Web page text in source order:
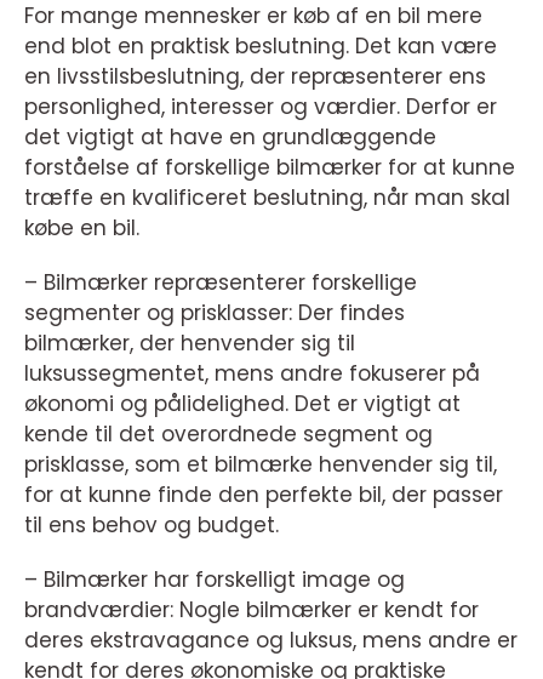
For mange mennesker er køb af en bil mere
end blot en praktisk beslutning. Det kan være
en livsstilsbeslutning, der repræsenterer ens
personlighed, interesser og værdier. Derfor er
det vigtigt at have en grundlæggende
forståelse af forskellige bilmærker for at kunne
træffe en kvalificeret beslutning, når man skal
købe en bil.
– Bilmærker repræsenterer forskellige
segmenter og prisklasser: Der findes
bilmærker, der henvender sig til
luksussegmentet, mens andre fokuserer på
økonomi og pålidelighed. Det er vigtigt at
kende til det overordnede segment og
prisklasse, som et bilmærke henvender sig til,
for at kunne finde den perfekte bil, der passer
til ens behov og budget.
– Bilmærker har forskelligt image og
brandværdier: Nogle bilmærker er kendt for
deres ekstravagance og luksus, mens andre er
kendt for deres økonomiske og praktiske